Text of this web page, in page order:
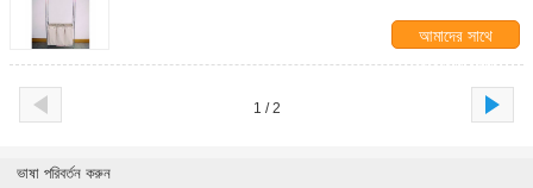
আমাদের সাথে
যোগাযোগ করুন
1 / 2
ভাষা পরিবর্তন করুন